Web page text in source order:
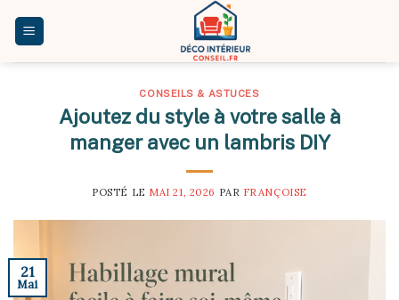
CONSEILS & ASTUCES
Ajoutez du style à votre salle à
manger avec un lambris DIY
POSTÉ LE MAI 21, 2026 PAR FRANÇOISE
21
Mai